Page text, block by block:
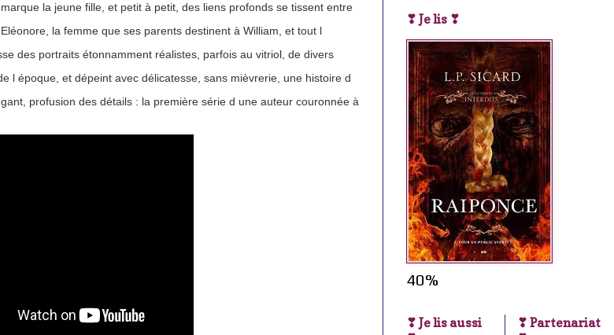
la jeune fille, et petit à petit, des liens profonds se tissent entre
la femme que ses parents destinent à William, et tout l
des portraits étonnamment réalistes, parfois au vitriol, de divers
l époque, et dépeint avec délicatesse, sans mièvrerie, une histoire d
profusion des détails : la première série d une auteur couronnée à
❣ Je lis ❣
40%
❣ Je lis aussi
❣ Partenariat